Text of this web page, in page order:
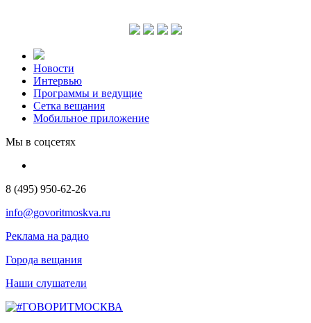
Новости
Интервью
Программы и ведущие
Сетка вещания
Мобильное приложение
Мы в соцсетях
8 (495) 950-62-26
info@govoritmoskva.ru
Реклама на радио
Города вещания
Наши слушатели